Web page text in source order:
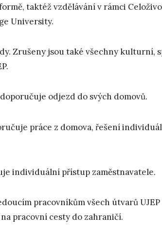
taktéž vzdělávání v rámci
University.
Zrušeny jsou také všechny kulturní,
odjezd do svých domovů.
práce z domova, řešení
individuální přístup zaměstnavatele.
pracovníkům všech útvarů
pracovní cesty do zahraničí.